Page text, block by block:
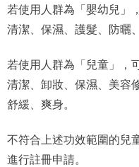
若使用人群為「嬰幼兒」
清潔、保濕、護髮、防曬
若使用人群為「兒童」，
清潔、卸妝、保濕、美容
舒緩、爽身。
不符合上述功效範圍的兒
進行註冊申請。